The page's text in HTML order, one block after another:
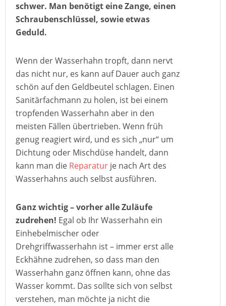
schwer. Man benötigt eine Zange, einen
Schraubenschlüssel, sowie etwas
Geduld.
Wenn der Wasserhahn tropft, dann nervt
das nicht nur, es kann auf Dauer auch ganz
schön auf den Geldbeutel schlagen. Einen
Sanitärfachmann zu holen, ist bei einem
tropfenden Wasserhahn aber in den
meisten Fällen übertrieben. Wenn früh
genug reagiert wird, und es sich „nur“ um
Dichtung oder Mischdüse handelt, dann
kann man die Reparatur je nach Art des
Wasserhahns auch selbst ausführen.
Ganz wichtig – vorher alle Zuläufe
zudrehen! Egal ob Ihr Wasserhahn ein
Einhebelmischer oder
Drehgriffwasserhahn ist – immer erst alle
Eckhähne zudrehen, so dass man den
Wasserhahn ganz öffnen kann, ohne das
Wasser kommt. Das sollte sich von selbst
verstehen, man möchte ja nicht die